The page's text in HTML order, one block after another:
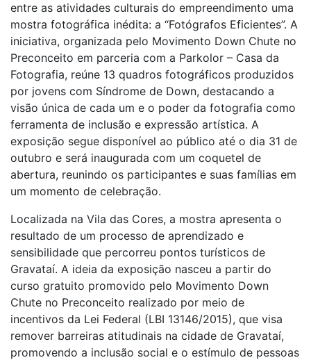
entre as atividades culturais do empreendimento uma
mostra fotográfica inédita: a “Fotógrafos Eficientes”. A
iniciativa, organizada pelo Movimento Down Chute no
Preconceito em parceria com a Parkolor – Casa da
Fotografia, reúne 13 quadros fotográficos produzidos
por jovens com Síndrome de Down, destacando a
visão única de cada um e o poder da fotografia como
ferramenta de inclusão e expressão artística. A
exposição segue disponível ao público até o dia 31 de
outubro e será inaugurada com um coquetel de
abertura, reunindo os participantes e suas famílias em
um momento de celebração.
Localizada na Vila das Cores, a mostra apresenta o
resultado de um processo de aprendizado e
sensibilidade que percorreu pontos turísticos de
Gravataí. A ideia da exposição nasceu a partir do
curso gratuito promovido pelo Movimento Down
Chute no Preconceito realizado por meio de
incentivos da Lei Federal (LBI 13146/2015), que visa
remover barreiras atitudinais na cidade de Gravataí,
promovendo a inclusão social e o estímulo de pessoas